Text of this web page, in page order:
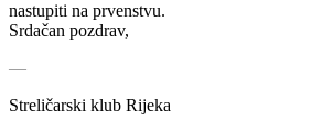
nastupiti na prvenstvu.
Srdačan pozdrav,
—
Streličarski klub Rijeka